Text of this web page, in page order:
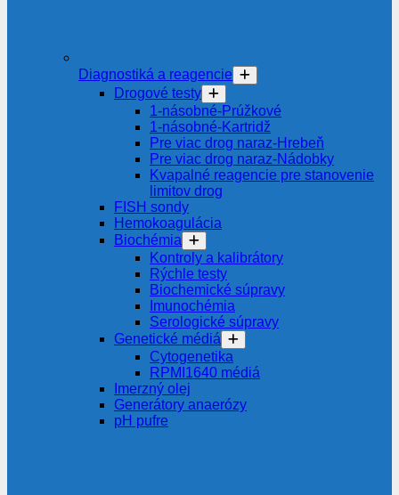
Diagnostiká a reagencie
Drogové testy
1-násobné-Prúžkové
1-násobné-Kartridž
Pre viac drog naraz-Hrebeň
Pre viac drog naraz-Nádobky
Kvapalné reagencie pre stanovenie
limitov drog
FISH sondy
Hemokoagulácia
Biochémia
Kontroly a kalibrátory
Rýchle testy
Biochemické súpravy
Imunochémia
Serologické súpravy
Genetické médiá
Cytogenetika
RPMI1640 médiá
Imerzný olej
Generátory anaerózy
pH pufre